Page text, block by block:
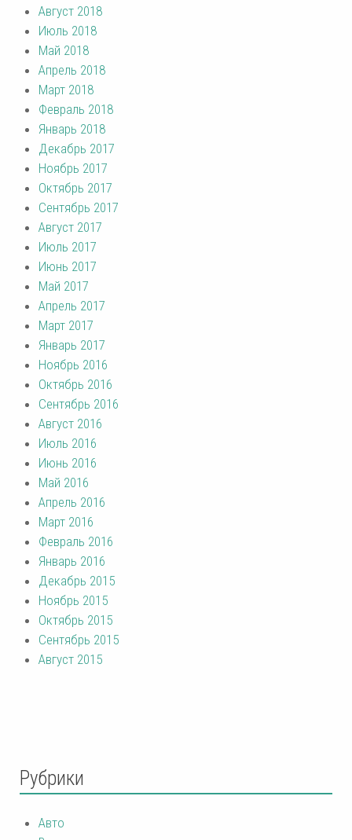
Август 2018
Июль 2018
Май 2018
Апрель 2018
Март 2018
Февраль 2018
Январь 2018
Декабрь 2017
Ноябрь 2017
Октябрь 2017
Сентябрь 2017
Август 2017
Июль 2017
Июнь 2017
Май 2017
Апрель 2017
Март 2017
Январь 2017
Ноябрь 2016
Октябрь 2016
Сентябрь 2016
Август 2016
Июль 2016
Июнь 2016
Май 2016
Апрель 2016
Март 2016
Февраль 2016
Январь 2016
Декабрь 2015
Ноябрь 2015
Октябрь 2015
Сентябрь 2015
Август 2015
Рубрики
Авто